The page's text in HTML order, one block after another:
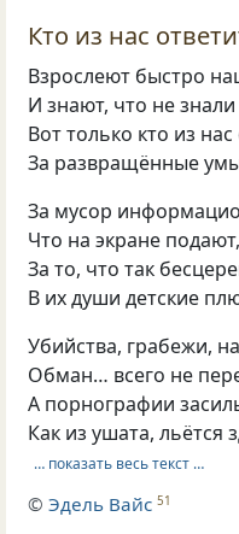
Кто из нас
Взрослеют быстро
И знают, что не
Вот только кто из нас
За развращённые
За мусор
Что на экране подают,
За то, что так
В их души детские
Убийства, грабежи,
Обман… всего не
А порнографии
Как из ушата, льётся
… показать весь текст …
©Эдель Вайс 51